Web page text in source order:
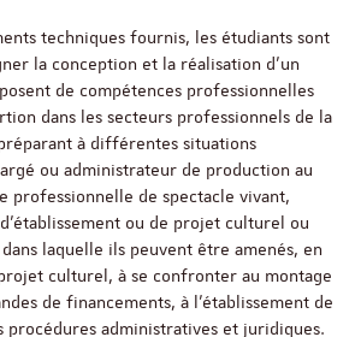
techniques fournis, les étudiants sont
la conception et la réalisation d’un
de compétences professionnelles
dans les secteurs professionnels de la
à différentes situations
ou administrateur de production au
professionnelle de spectacle vivant,
ou de projet culturel ou
laquelle ils peuvent être amenés, en
culturel, à se confronter au montage
de financements, à l'établissement de
procédures administratives et juridiques.